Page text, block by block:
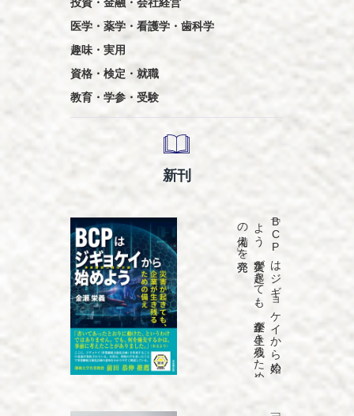
医学・薬学・看護学・歯科学
趣味・実用
資格・検定・就職
教育・学参・受験
新刊
「B
C
P
は
ジ
ギ
ョ
ケ
イ
か
ら
始め
よ
う
災害が
起き
て
も
、
企業が
生き
残る
た
め
の
備え
」を
発売